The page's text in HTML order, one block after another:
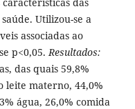
Utilizou-se a
associadas ao
p<0,05. Resultados:
das quais 59,8%
leite materno, 44,0%
água, 26,0% comida